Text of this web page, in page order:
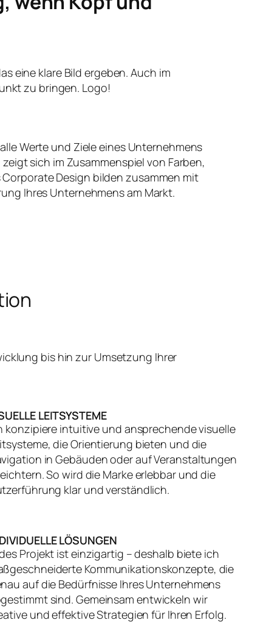
eine klare Bild ergeben. Auch im
zu bringen. Logo!
Werte und Ziele eines Unternehmens
sich im Zusammenspiel von Farben,
Design bilden zusammen mit
Ihres Unternehmens am Markt.
bis hin zur Umsetzung Ihrer
LEITSYSTEME
konzipiere intuitive und ansprechende visuelle
die Orientierung bieten und die
in Gebäuden oder auf Veranstaltungen
So wird die Marke erlebbar und die
klar und verständlich.
LÖSUNGEN
Projekt ist einzigartig – deshalb biete ich
Kommunikationskonzepte, die
auf die Bedürfnisse Ihres Unternehmens
sind. Gemeinsam entwickeln wir
und effektive Strategien für Ihren Erfolg.